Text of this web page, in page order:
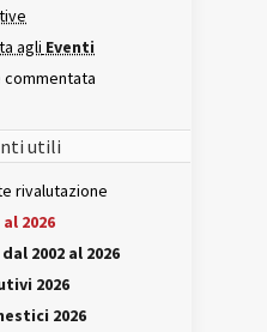
agli Eventi
commentata
utili
rivalutazione
2026
2002 al 2026
2026
2026